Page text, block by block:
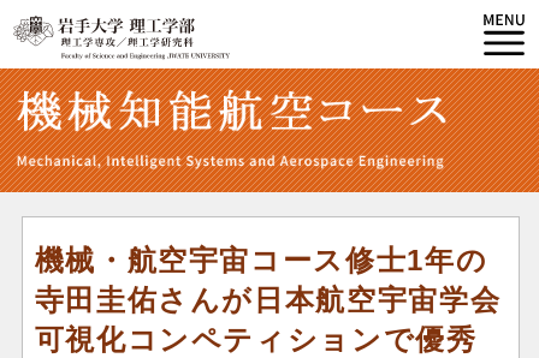
機械・航空宇宙コース修士1年の
寺田圭佑さんが日本航空宇宙学会
可視化コンペティションで優秀